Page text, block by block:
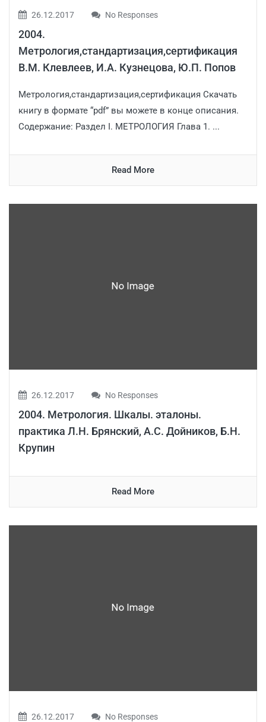
26.12.2017 No Responses
2004.
Метрология,стандартизация,сертификация
В.М. Клевлеев, И.А. Кузнецова, Ю.П. Попов
Метрология,стандартизация,сертификация Скачать
книгу в формате “pdf” вы можете в конце описания.
Содержание: Раздел I. МЕТРОЛОГИЯ Глава 1. ...
Read More
26.12.2017 No Responses
2004. Метрология. Шкалы. эталоны.
практика Л.Н. Брянский, А.С. Дойников, Б.Н.
Крупин
Read More
26.12.2017 No Responses